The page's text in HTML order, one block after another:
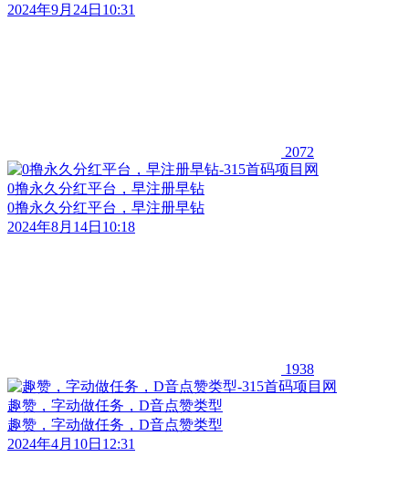
2024年9月24日10:31
2072
0撸永久分红平台，早注册早钻
0撸永久分红平台，早注册早钻
2024年8月14日10:18
1938
趣赞，字动做任务，D音点赞类型
趣赞，字动做任务，D音点赞类型
2024年4月10日12:31